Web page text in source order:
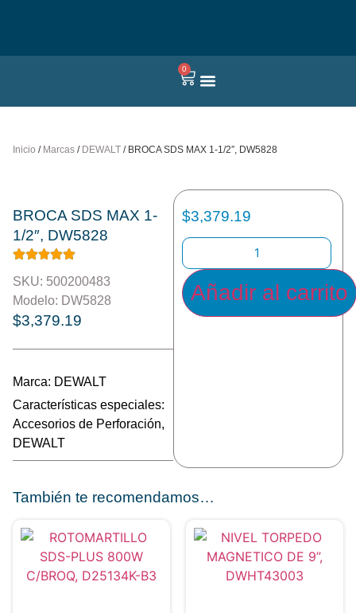
0
Inicio / Marcas / DEWALT / BROCA SDS MAX 1-1/2″, DW5828
BROCA SDS MAX 1-
1/2″, DW5828
SKU: 500200483
Modelo: DW5828
$3,379.19
Marca: DEWALT
Características especiales:
Accesorios de Perforación,
DEWALT
$3,379.19
Añadir al carrito
También te recomendamos…